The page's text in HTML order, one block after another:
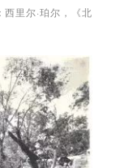
西里尔·珀尔，《北